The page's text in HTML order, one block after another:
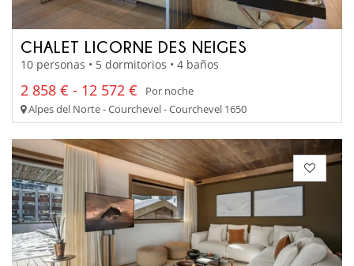
CHALET LICORNE DES NEIGES
10 personas • 5 dormitorios • 4 baños
2 858 € - 12 572 €
Por noche
Alpes del Norte - Courchevel - Courchevel 1650